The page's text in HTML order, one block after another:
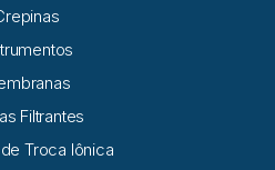
– este processo chama-se
o ferro se torna branco,
um resíduo
Filtrantes
Troca Iônica